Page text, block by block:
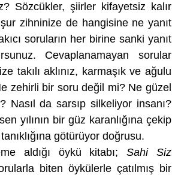
Sözcükler, şiirler kifayetsiz kalır
zihninize de hangisine ne yanıt
soruların her birine sanki yanıt
Cevaplanamayan sorular
takılı aklınız, karmaşık ve ağulu
zehirli bir soru değil mi? Ne güzel
da sarsıp silkeliyor insanı?
yılının bir güz karanlığına çekip
götürüyor doğrusu.
aldığı öykü kitabı; Sahi Siz
biten öykülerle çatılmış bir